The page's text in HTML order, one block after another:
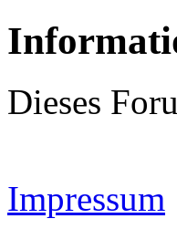
Dieses
Impressum